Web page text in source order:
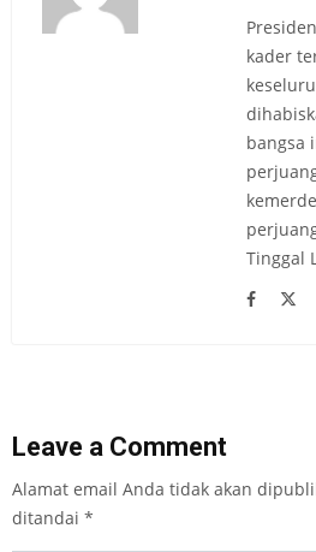
kader
bangsa
Tinggal
Leave a Comment
Alamat email Anda tidak akan
ditandai *